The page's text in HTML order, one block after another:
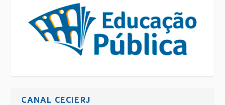
CANAL CECIERJ